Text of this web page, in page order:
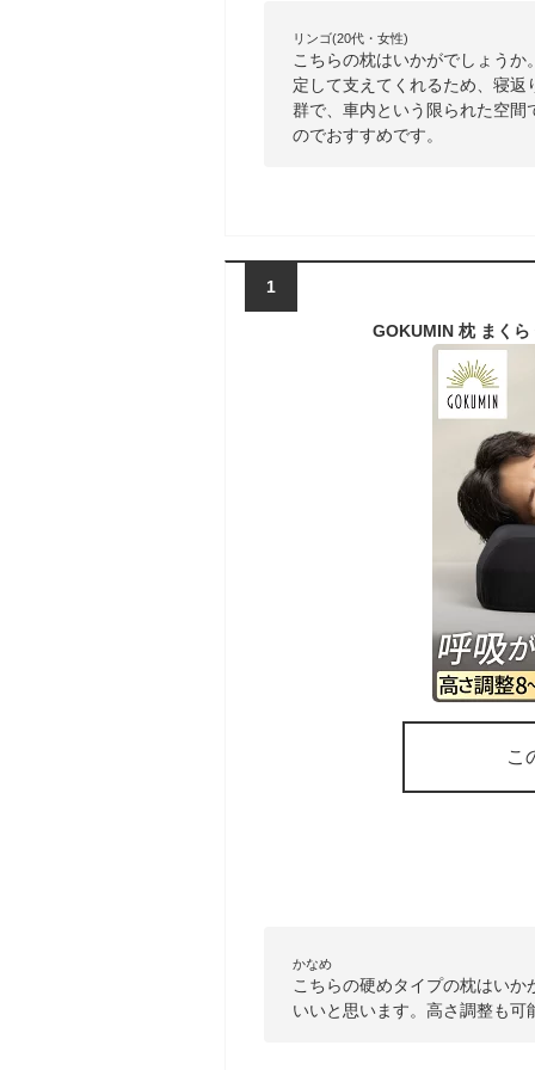
リンゴ(20代・女性)
こちらの枕はいかがでしょう
定して支えてくれるため、寝
群で、車内という限られた空
のでおすすめです。
1
こ
かなめ
こちらの硬めタイプの枕はい
いいと思います。高さ調整も